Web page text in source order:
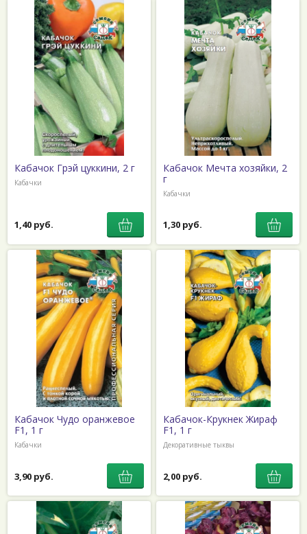
Кабачок Грэй цуккини, 2 г
Кабачки
1,40 руб.
Кабачок Мечта хозяйки, 2
г
Кабачки
1,30 руб.
Кабачок Чудо оранжевое
F1, 1 г
Кабачки
3,90 руб.
Кабачок-Крукнек Жираф
F1, 1 г
Декоративные тыквы
2,00 руб.